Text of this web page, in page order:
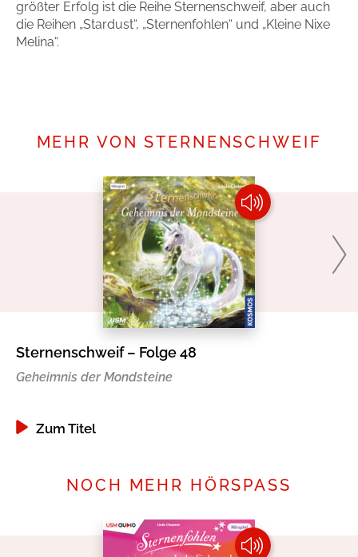
größter Erfolg ist die Reihe Sternenschweif, aber auch
die Reihen „Stardust“, „Sternenfohlen“ und „Kleine Nixe
Melina“.
MEHR VON STERNENSCHWEIF
Sternenschweif – Folge 48
Geheimnis der Mondsteine
Zum Titel
NOCH MEHR HÖRSPASS